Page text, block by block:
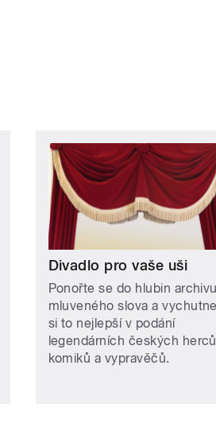
Divadlo pro vaše uši
Ponořte se do hlubin archivu
mluveného slova a
si to nejlepší v podání
legendárních českých
komiků a vypravěčů.